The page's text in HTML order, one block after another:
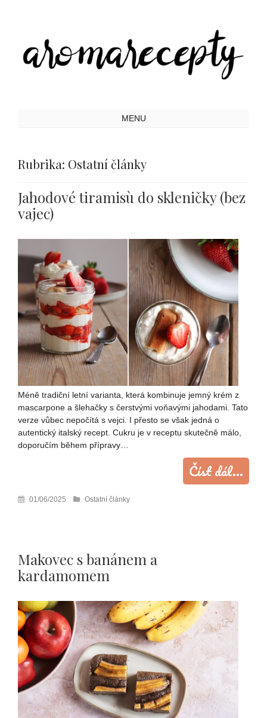
Toggle
MENU
Rubrika: Ostatní články
Jahodové tiramisù do skleničky (bez
vajec)
Méně tradiční letní varianta, která kombinuje jemný krém z
mascarpone a šlehačky s čerstvými voňavými jahodami. Tato
verze vůbec nepočítá s vejci. I přesto se však jedná o
autentický italský recept. Cukru je v receptu skutečně málo,
doporučím během přípravy…
Číst dál...
01/06/2025 Ostatní články
Makovec s banánem a
kardamomem